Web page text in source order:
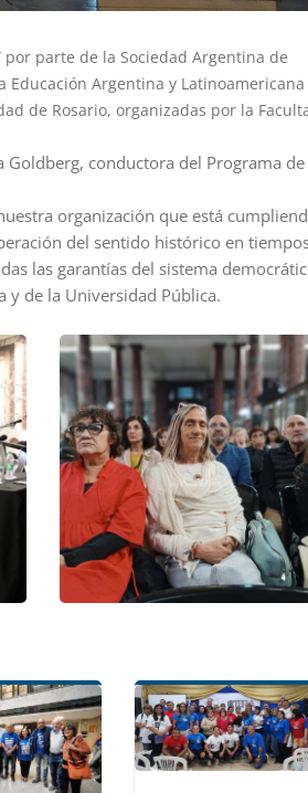
por parte de la Sociedad Argentina de
Educación Argentina y Latinoamericana
de Rosario, organizadas por la
conductora del Programa de
organización que está
del sentido histórico en
las garantías del sistema
y de la Universidad Pública.